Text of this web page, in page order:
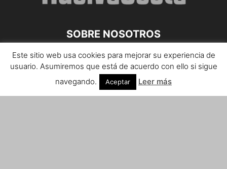
SOBRE NOSOTROS
Teléfono de contacto: 959 807 059
¡Anúnciate!
Este sitio web usa cookies para mejorar su experiencia de
usuario. Asumiremos que está de acuerdo con ello si sigue
navegando.
Aceptar Leer más